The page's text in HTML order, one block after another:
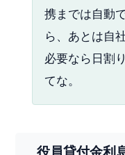
携までは自動
ら、あとは自
必要なら日割
てな。
役員貸付金利